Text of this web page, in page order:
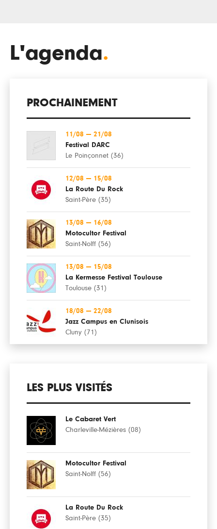
L'agenda.
PROCHAINEMENT
11/08 — 21/08
Festival DARC
Le Poinçonnet (36)
12/08 — 15/08
La Route Du Rock
Saint-Père (35)
13/08 — 16/08
Motocultor Festival
Saint-Nolff (56)
13/08 — 15/08
La Kermesse Festival Toulouse
Toulouse (31)
18/08 — 22/08
Jazz Campus en Clunisois
Cluny (71)
LES PLUS VISITÉS
Le Cabaret Vert
Charleville-Mézières (08)
Motocultor Festival
Saint-Nolff (56)
La Route Du Rock
Saint-Père (35)